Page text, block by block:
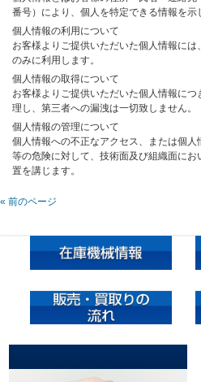
番号）により、個人を特定できる情報を示
個人情報の利用について
お客様よりご提供いただいた個人情報に
のみに利用します。
個人情報の取得について
お客様よりご提供いただいた個人情報に
理し、第三者への漏洩は一切致しません。
個人情報の管理について
個人情報への不正なアクセス、または個
等の危険に対して、技術面及び組織面に
置を講じます。
« 前のページ